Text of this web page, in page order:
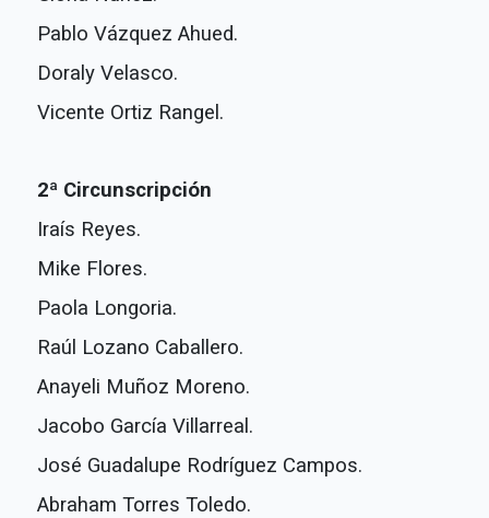
Pablo Vázquez Ahued.
Doraly Velasco.
Vicente Ortiz Rangel.
2ª Circunscripción
Iraís Reyes.
Mike Flores.
Paola Longoria.
Raúl Lozano Caballero.
Anayeli Muñoz Moreno.
Jacobo García Villarreal.
José Guadalupe Rodríguez Campos.
Abraham Torres Toledo.